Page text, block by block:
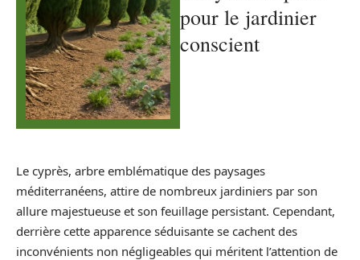
pour le jardinier
conscient
Le cyprès, arbre emblématique des paysages
méditerranéens, attire de nombreux jardiniers par son
allure majestueuse et son feuillage persistant. Cependant,
derrière cette apparence séduisante se cachent des
inconvénients non négligeables qui méritent l’attention de